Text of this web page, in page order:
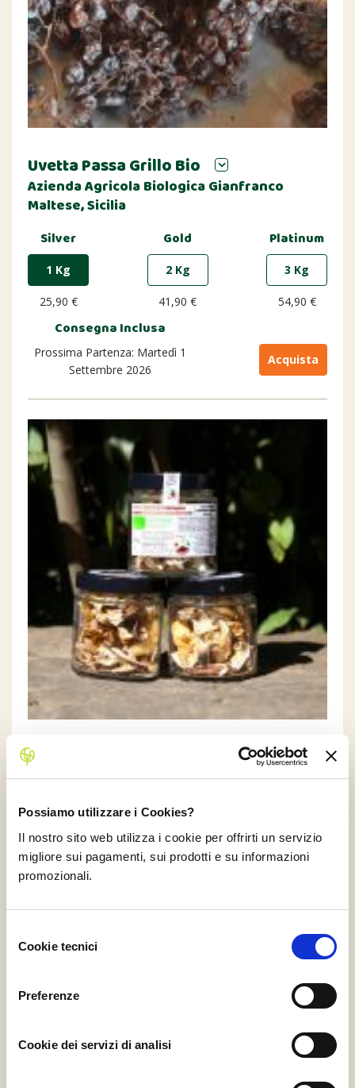
Possiamo utilizzare i Cookies?
Il nostro sito web utilizza i cookie per offrirti un servizio
migliore sui pagamenti, sui prodotti e su informazioni
promozionali.
delCookie tecnici
Preferenze
Cookie dei servizi di analisi
Uvetta Passa Grillo Bio
Azienda Agricola Biologica Gianfranco
Maltese, Sicilia
Silver
1 Kg
25,90 €
Gold
2 Kg
41,90 €
Platinum
3 Kg
54,90 €
Consegna Inclusa
Prossima Partenza: Martedì 1
Settembre 2026
Acquista
Funghi Shiitake Essiccati in scaglie
Bio
Silver
3 Barattoli
Gold
6 Barattoli
Platinum
9 Barattoli
Prossima Partenza: Martedì 1
Acquista